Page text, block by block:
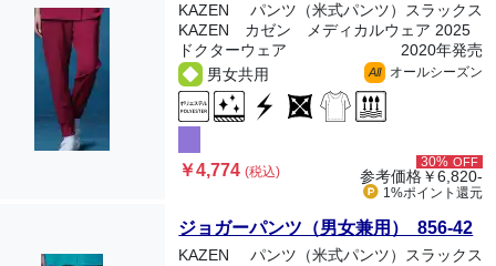
KAZEN
パンツ（米式パンツ）スラックス
KAZEN カゼン メディカルウェア 2025
ドクターウェア
2020年発売
男女共用
All オールシーズン
￥4,774(税込)
30% OFF
参考価格￥6,820-
1%ポイント 還元
ジョガーパンツ（男女兼用） 856-42
KAZEN
パンツ（米式パンツ）スラックス